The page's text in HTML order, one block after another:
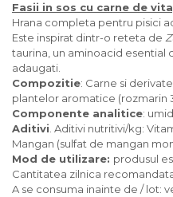
Fasii in sos cu carne de
Hrana completa pentru pisici
Este inspirat dintr-o reteta de
taurina, un aminoacid esential
adaugati.
Compozitie: Carne si
plantelor aromatice (rozmarin
Componente analitice:
Aditivi. Aditivi nutritivi/kg:
Mangan (sulfat de mangan
Mod de utilizare: produsul
Cantitatea zilnica
A se consuma inainte de / lot: